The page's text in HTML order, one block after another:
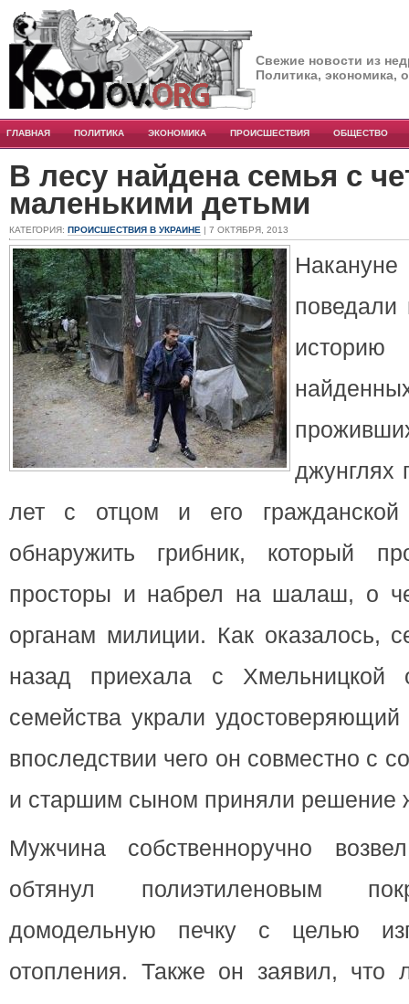
Свежие новости из
Политика, экономика,
ГЛАВНАЯ ПОЛИТИКА ЭКОНОМИКА ПРОИСШЕСТВИЯ ОБЩЕСТВО
В лесу найдена семья с
маленькими детьми
КАТЕГОРИЯ: ПРОИСШЕСТВИЯ В УКРАИНЕ | 7 ОКТЯБРЯ, 2013
поведали
джунглях
лет с отцом и его
обнаружить грибник, который
просторы и набрел на шалаш, о
органам милиции. Как оказалось,
назад приехала с
семейства украли удостоверяющий
впоследствии чего он совместно с
и старшим сыном приняли решение
Мужчина собственноручно
обтянул полиэтиленовым
домодельную печку с целью
отопления. Также он заявил, что